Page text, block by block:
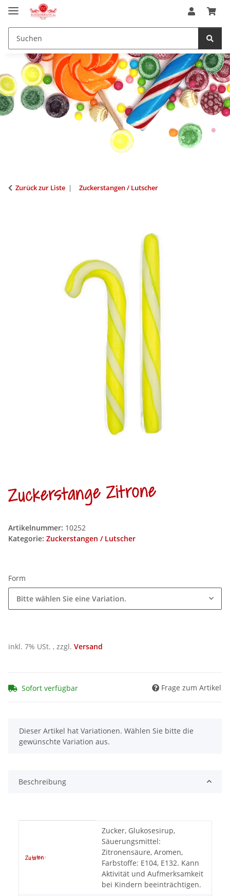
Zurück zur Liste Zuckerstangen / Lutscher
Zuckerstange Zitrone
Artikelnummer: 10252
Kategorie: Zuckerstangen / Lutscher
Form
Bitte wählen Sie eine Variation.
inkl. 7% USt. , zzgl. Versand
Sofort verfügbar Frage zum Artikel
x
Dieser Artikel hat Variationen. Wählen Sie bitte die
gewünschte Variation aus.
Beschreibung
Zutaten:
Zucker, Glukosesirup,
Säuerungsmittel:
Zitronensäure, Aromen,
Farbstoffe: E104, E132. Kann
Aktivität und Aufmerksamkeit
bei Kindern beeinträchtigen.